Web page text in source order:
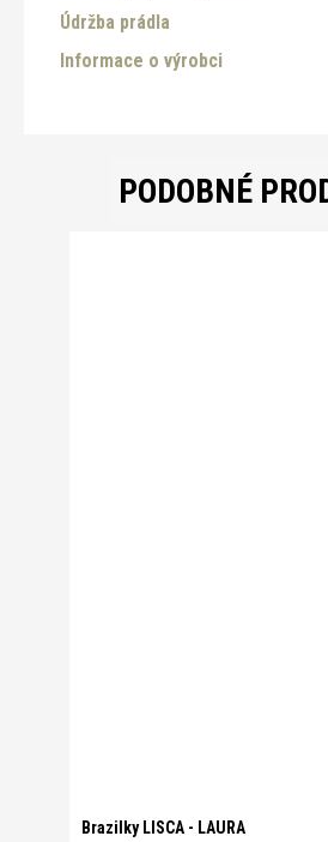
Údržba prádla
Informace o výrobci
PODOBNÉ
Brazilky LISCA - LAURA